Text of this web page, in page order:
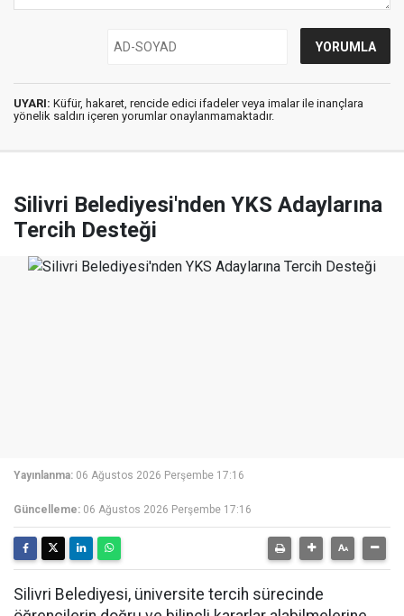
UYARI: Küfür, hakaret, rencide edici ifadeler veya imalar ile inançlara
yönelik saldırı içeren yorumlar onaylanmamaktadır.
Silivri Belediyesi'nden YKS Adaylarına
Tercih Desteği
Yayınlanma: 06 Ağustos 2026 Perşembe 17:16
Güncelleme: 06 Ağustos 2026 Perşembe 17:16
Silivri Belediyesi, üniversite tercih sürecinde